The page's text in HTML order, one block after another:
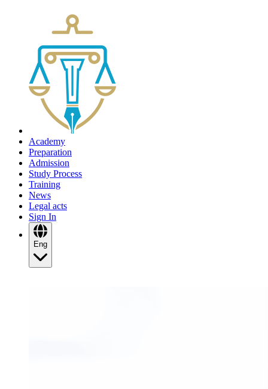
Academy
Preparation
Admission
Study Process
Training
News
Legal acts
Sign In
Eng